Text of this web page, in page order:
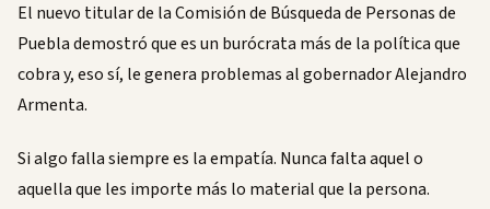
El nuevo titular de la Comisión de Búsqueda de Personas de
Puebla demostró que es un burócrata más de la política que
cobra y, eso sí, le genera problemas al gobernador Alejandro
Armenta.
Si algo falla siempre es la empatía. Nunca falta aquel o
aquella que les importe más lo material que la persona.